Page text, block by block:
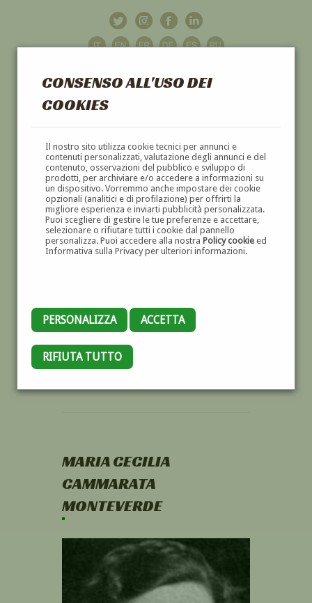
CONSENSO ALL'USO DEI
COOKIES
Il nostro sito utilizza cookie tecnici per annunci e
contenuti personalizzati, valutazione degli annunci e del
contenuto, osservazioni del pubblico e sviluppo di
prodotti, per archiviare e/o accedere a informazioni su
un dispositivo. Vorremmo anche impostare dei cookie
opzionali (analitici e di profilazione) per offrirti la
migliore esperienza e inviarti pubblicità personalizzata.
Puoi scegliere di gestire le tue preferenze e accettare,
selezionare o rifiutare tutti i cookie dal pannello
personalizza. Puoi accedere alla nostra Policy cookieed
Informativa sulla Privacy per ulteriori informazioni.
PERSONALIZZA ACCETTA
RIFIUTA TUTTO
GALLERIAD'ARTE
DIPINTI E SCULTURE '800 E '900
MARIA CECILIA
CAMMARATA
MONTEVERDE